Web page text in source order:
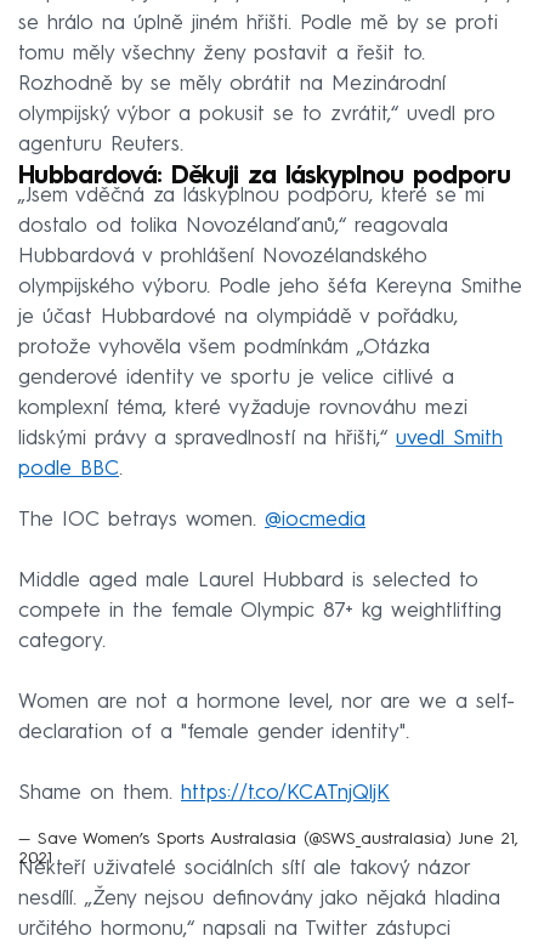
se hrálo na úplně jiném hřišti. Podle mě by se proti
tomu měly všechny ženy postavit a řešit to.
Rozhodně by se měly obrátit na Mezinárodní
olympijský výbor a pokusit se to zvrátit,“ uvedl pro
agenturu Reuters.
Hubbardová: Děkuji za láskyplnou podporu
„Jsem vděčná za láskyplnou podporu, které se mi
dostalo od tolika Novozélanďanů,“ reagovala
Hubbardová v prohlášení Novozélandského
olympijského výboru. Podle jeho šéfa Kereyna Smithe
je účast Hubbardové na olympiádě v pořádku,
protože vyhověla všem podmínkám „Otázka
genderové identity ve sportu je velice citlivé a
komplexní téma, které vyžaduje rovnováhu mezi
lidskými právy a spravedlností na hřišti,“ uvedl Smith
podle BBC.
The IOC betrays women. @iocmedia
Middle aged male Laurel Hubbard is selected to
compete in the female Olympic 87+ kg weightlifting
category.
Women are not a hormone level, nor are we a self-
declaration of a "female gender identity".
Shame on them. https://t.co/KCATnjQljK
— Save Women’s Sports Australasia (@SWS_australasia) June 21,
2021
Někteří uživatelé sociálních sítí ale takový názor
nesdílí. „Ženy nejsou definovány jako nějaká hladina
určitého hormonu,“ napsali na Twitter zástupci